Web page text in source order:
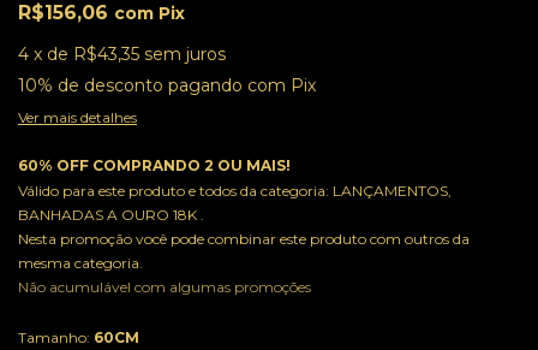
R$156,06 com Pix
4 x de R$43,35 sem juros
10% de desconto pagando com Pix
Ver mais detalhes
60% OFF COMPRANDO 2 OU MAIS!
Válido para este produto e todos da categoria: LANÇAMENTOS,
BANHADAS A OURO 18K .
Nesta promoção você pode combinar este produto com outros da
mesma categoria.
Não acumulável com algumas promoções
Tamanho: 60CM